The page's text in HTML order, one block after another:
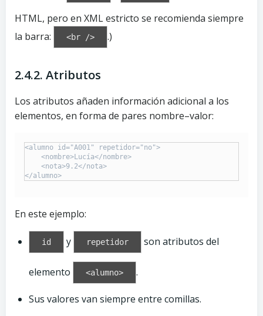
HTML, pero en XML estricto se recomienda siempre
la barra:
<br /> .)
2.4.2. Atributos
Los atributos añaden información adicional a los
elementos, en forma de pares nombre–valor:
<alumno id="A001" repetidor="no">
    <nombre>Lucía</nombre>
    <nota>9.2</nota>
En este ejemplo:
id y repetidor son atributos del
elemento <alumno> .
Sus valores van siempre entre comillas.